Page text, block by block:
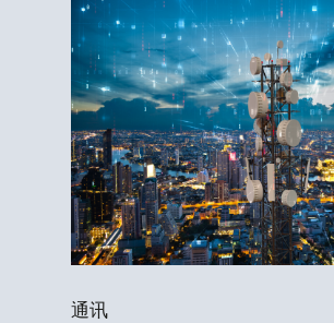
通讯